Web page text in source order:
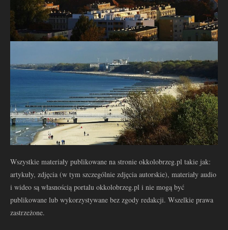
Wszystkie materiały publikowane na stronie okkolobrzeg.pl takie jak:
artykuły, zdjęcia (w tym szczególnie zdjęcia autorskie), materiały audio
i wideo są własnością portalu okkolobrzeg.pl i nie mogą być
publikowane lub wykorzystywane bez zgody redakcji. Wszelkie prawa
zastrzeżone.